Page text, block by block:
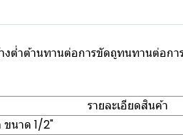
ต่ำต้านทานต่อการขัดถูทนทานต่อก
รายละเอียดสินค้า
นาด 1/2"